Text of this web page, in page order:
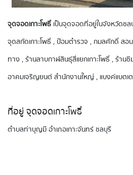
จุดจอดเกาะโพธิ์เป็นจุดจอดที่อยู่ในจังหวัดชล
จุดสกัดเกาะโพธิ์ , ป้อมตำรวจ , กมลศักดิ์ ส
ทาง , ร้านลาบกาฬสินธุ์สี่แยกเกาะโพธิ์ , ร้านชิ
อาคมเจริญยนต์ สำนักงานใหญ่ , แบงค์แบตเต
ที่อยู่ จุดจอดเกาะโพธิ์
ตำบลท่าบุญมี อำเภอเกาะจันทร์ ชลบุรี